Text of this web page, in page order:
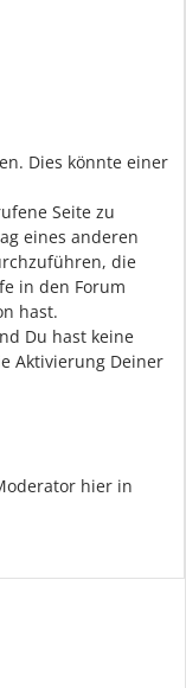
Dies könnte einer
Seite zu
eines anderen
die
in den Forum
hast.
Du hast keine
Aktivierung Deiner
hier in